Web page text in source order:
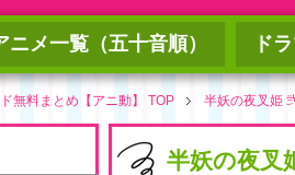
ニメ一覧（五十音順） ド
無料まとめ【アニ動】 TOP 半妖の夜叉姫
半妖の夜叉